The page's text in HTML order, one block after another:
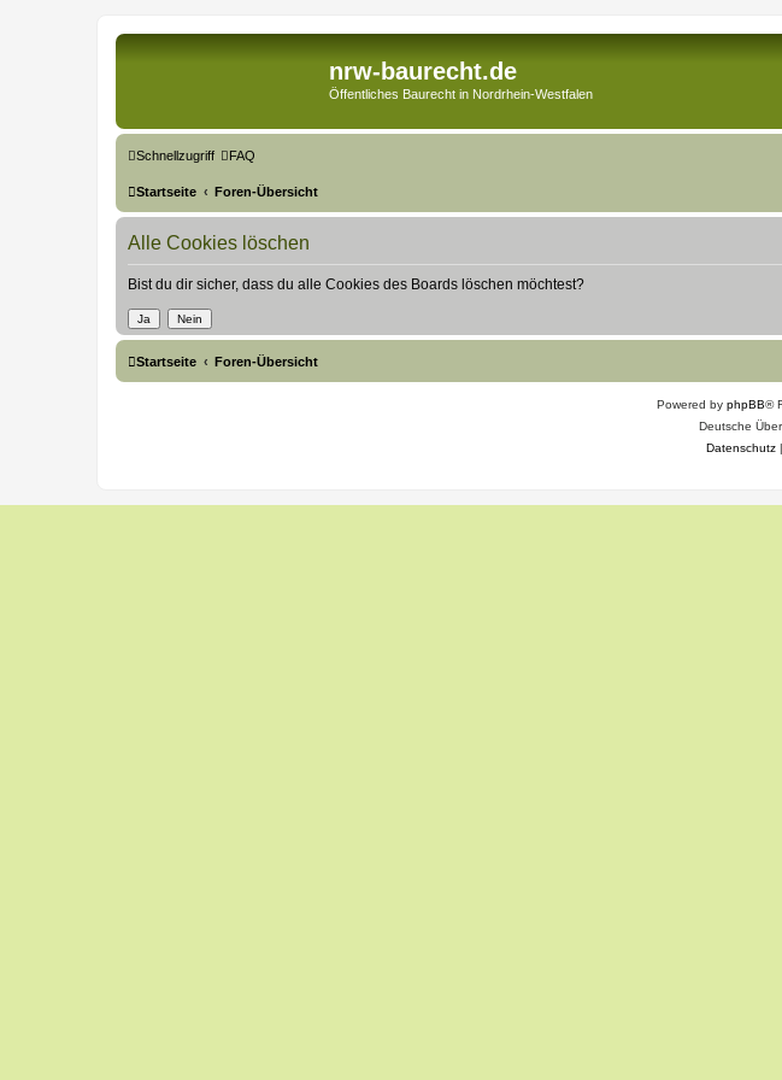
nrw-baurecht.de
Öffentliches Baurecht in Nordrhein-Westfalen
Schnellzugriff FAQ
Startseite Foren-Übersicht
Alle Cookies löschen
Bist du dir sicher, dass du alle Cookies des Boards löschen möchtest?
Startseite Foren-Übersicht
Powered by phpBB®
Deutsche
Datenschutz|